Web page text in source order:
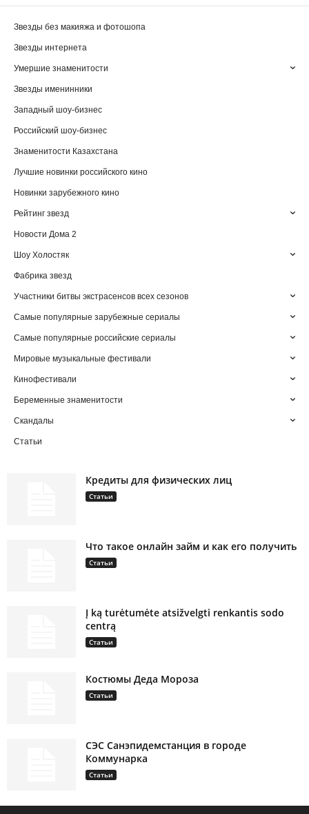
Звезды без макияжа и фотошопа
Звезды интернета
Умершие знаменитости
Звезды именинники
Западный шоу-бизнес
Российский шоу-бизнес
Знаменитости Казахстана
Лучшие новинки российского кино
Новинки зарубежного кино
Рейтинг звезд
Новости Дома 2
Шоу Холостяк
Фабрика звезд
Участники битвы экстрасенсов всех сезонов
Самые популярные зарубежные сериалы
Самые популярные российские сериалы
Мировые музыкальные фестивали
Кинофестивали
Беременные знаменитости
Скандалы
Статьи
Кредиты для физических лиц
Статьи
Что такое онлайн займ и как его получить
Статьи
Į ką turėtumėte atsižvelgti renkantis sodo
centrą
Статьи
Костюмы Деда Мороза
Статьи
СЭС Санэпидемстанция в городе
Коммунарка
Статьи